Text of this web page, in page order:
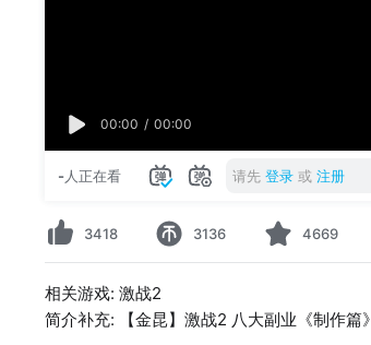
00:00 / 00:00
-人正在看 请先 登录 或 注册
3418 3136 4669
相关游戏: 激战2
简介补充: 【金昆】激战2 八大副业《制作篇》